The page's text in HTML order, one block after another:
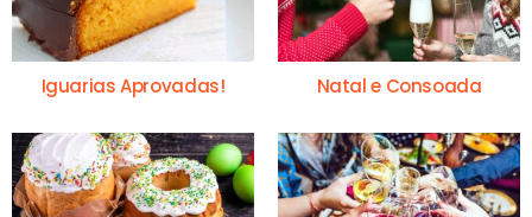
Iguarias Aprovadas! Natal e Consoada